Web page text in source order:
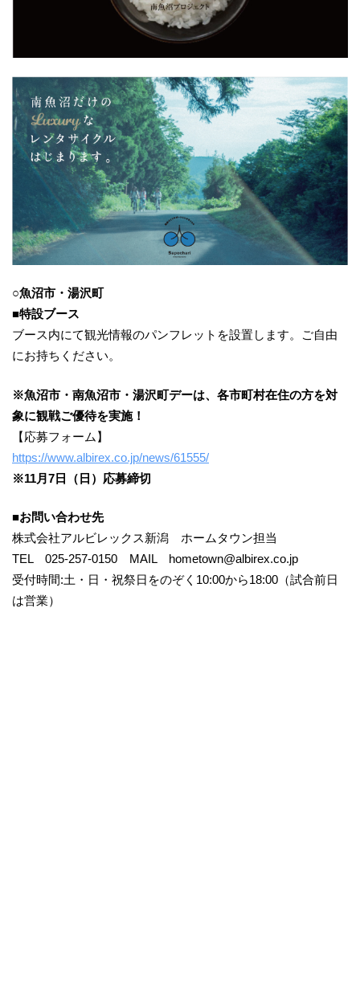
○魚沼市・湯沢町
■特設ブース
ブース内にて観光情報のパンフレットを設置します。ご自由
にお持ちください。
※魚沼市・南魚沼市・湯沢町デーは、各市町村在住の方を対
象に観戦ご優待を実施！
【応募フォーム】
https://www.albirex.co.jp/news/61555/
※11月7日（日）応募締切
■お問い合わせ先
株式会社アルビレックス新潟 ホームタウン担当
TEL 025-257-0150 MAIL hometown@albirex.co.jp
受付時間:土・日・祝祭日をのぞく10:00から18:00（試合前日
は営業）